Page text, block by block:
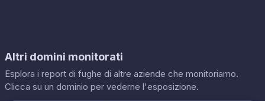
Altri domini monitorati
Esplora i report di fughe di altre aziende che monitoriamo.
Clicca su un dominio per vederne l'esposizione.